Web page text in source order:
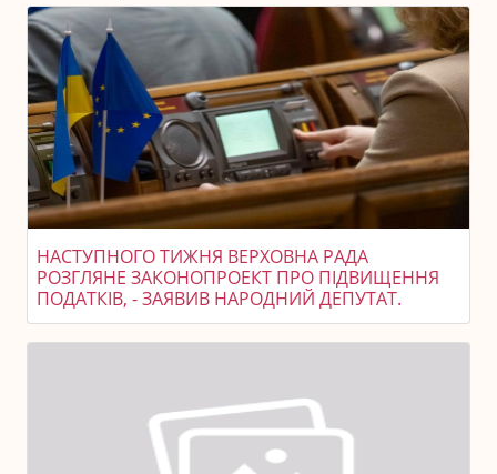
НАСТУПНОГО ТИЖНЯ ВЕРХОВНА РАДА
РОЗГЛЯНЕ ЗАКОНОПРОЕКТ ПРО ПІДВИЩЕННЯ
ПОДАТКІВ, - ЗАЯВИВ НАРОДНИЙ ДЕПУТАТ.